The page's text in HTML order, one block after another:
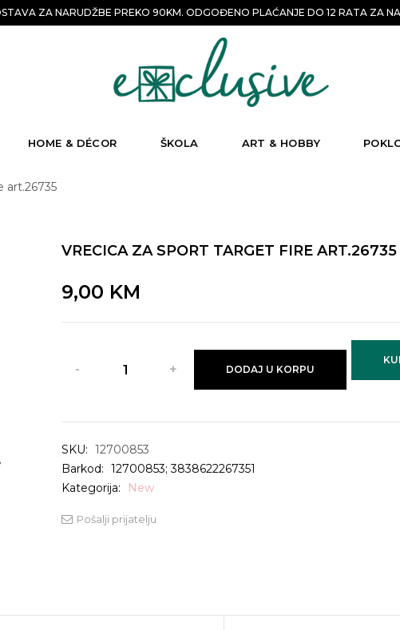
ZA NARUDŽBE PREKO 90KM. ODGOĐENO PLAĆANJE DO 12 RATA ZA
HOME & DÉCOR ŠKOLA ART & HOBBY
art.26735
VRECICA ZA SPORT TARGET FIRE ART.26735
9,00 KM
DODAJ U KORPU
SKU: 12700853
Barkod: 12700853; 3838622267351
Kategorija:
New
Pošalji prijatelju